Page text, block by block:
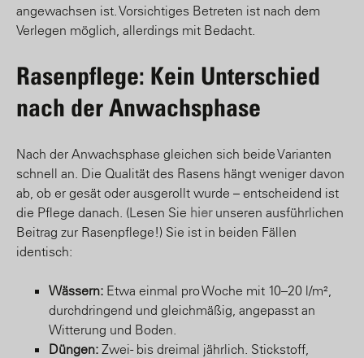
angewachsen ist. Vorsichtiges Betreten ist nach dem
Verlegen möglich, allerdings mit Bedacht.
Rasenpflege: Kein Unterschied
nach der Anwachsphase
Nach der Anwachsphase gleichen sich beide Varianten
schnell an. Die Qualität des Rasens hängt weniger davon
ab, ob er gesät oder ausgerollt wurde – entscheidend ist
die Pflege danach. (Lesen Sie hierunseren ausführlichen
Beitrag zur Rasenpflege!) Sie ist in beiden Fällen
identisch:
Wässern: Etwa einmal pro Woche mit 10–20 l/m²,
durchdringend und gleichmäßig, angepasst an
Witterung und Boden.
Düngen: Zwei- bis dreimal jährlich. Stickstoff,